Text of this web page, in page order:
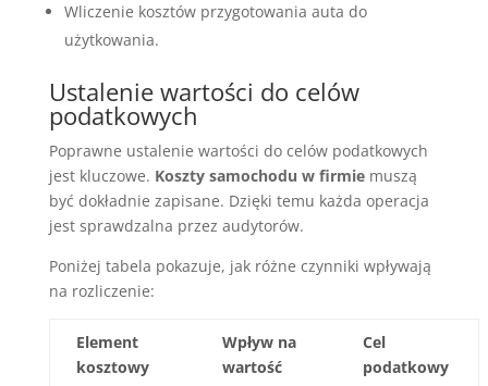
Wliczenie kosztów przygotowania auta do
użytkowania.
Ustalenie wartości do celów
podatkowych
Poprawne ustalenie wartości do celów podatkowych
jest kluczowe. Koszty samochodu w firmiemuszą
być dokładnie zapisane. Dzięki temu każda operacja
jest sprawdzalna przez audytorów.
Poniżej tabela pokazuje, jak różne czynniki wpływają
na rozliczenie:
Element
kosztowy
Wpływ na
wartość
Cel
podatkowy